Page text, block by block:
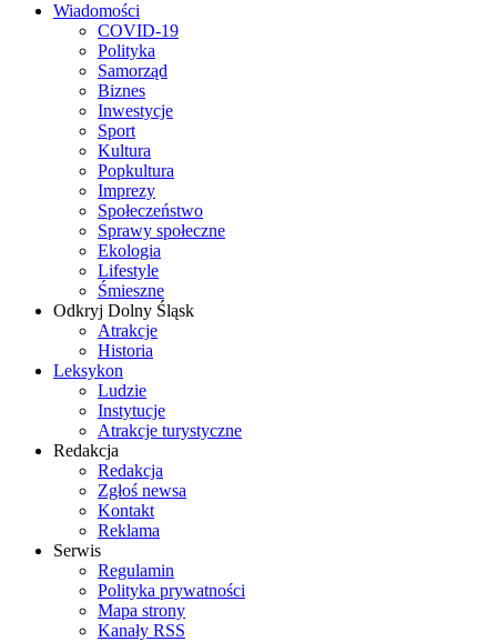
Wiadomości
COVID-19
Polityka
Samorząd
Biznes
Inwestycje
Sport
Kultura
Popkultura
Imprezy
Społeczeństwo
Sprawy społeczne
Ekologia
Lifestyle
Śmieszne
Odkryj Dolny Śląsk
Atrakcje
Historia
Leksykon
Ludzie
Instytucje
Atrakcje turystyczne
Redakcja
Redakcja
Zgłoś newsa
Kontakt
Reklama
Serwis
Regulamin
Polityka prywatności
Mapa strony
Kanały RSS